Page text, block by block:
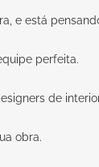
e está
perfeita.
de
obra.